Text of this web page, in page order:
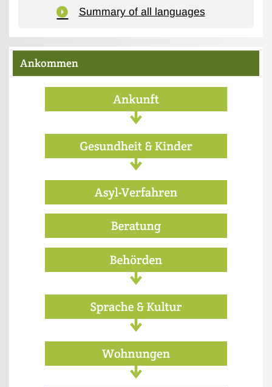
Summary of all languages
Ankommen